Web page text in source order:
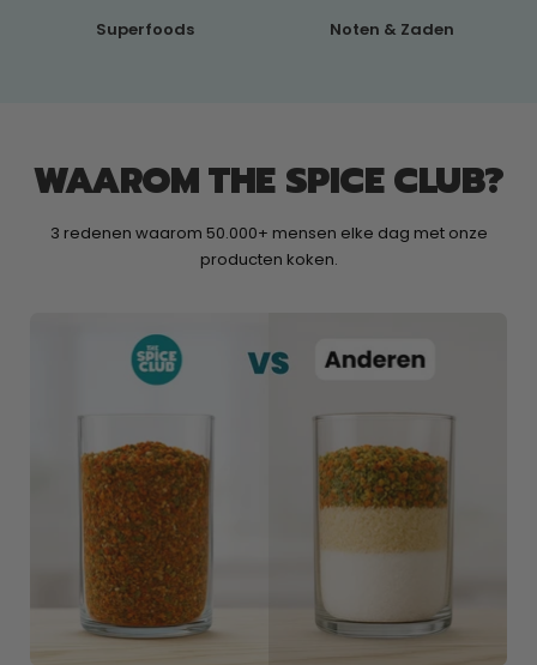
Superfoods Noten & Zaden
WAAROM THE SPICE CLUB?
3 redenen waarom 50.000+ mensen elke dag met onze
producten koken.